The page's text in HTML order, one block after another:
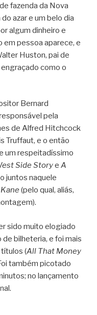
fazenda da Nova
azar e um belo dia
algum dinheiro e
em pessoa aparece, e
Huston, pai de
como o
Bernard
pela
de Alfred Hitchcock
Truffaut, e o então
um respeitadíssimo
Side Storye A
juntos naquele
(pelo qual, aliás,
sido muito elogiado
bilheteria, e foi mais
(All That Money
também picotado
no lançamento